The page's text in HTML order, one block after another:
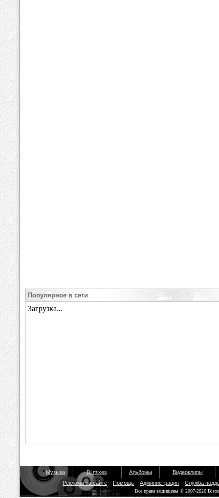
Популярное в сети
Музыка Dj mixes Альбомы
Видеоклипы
Реклама на сайте
Помощь Администрация Служба
Все права защищены © 2007-2026